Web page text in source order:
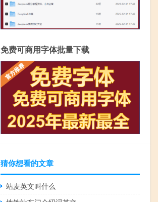
免费可商用字体批量下载
猜你想看的文章
站麦英文叫什么